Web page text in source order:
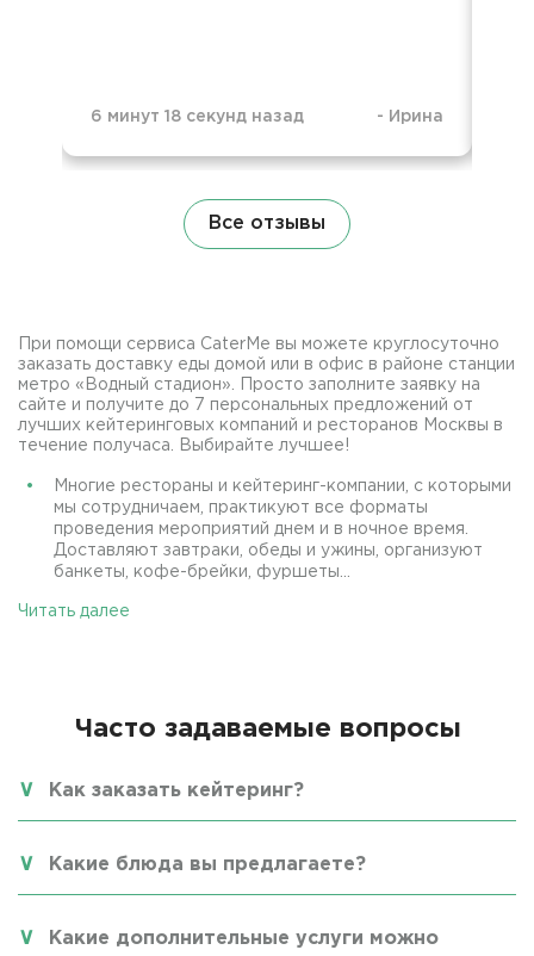
6 минут 18 секунд назад - Ирина
Все отзывы
При помощи сервиса CaterMe вы можете круглосуточно
заказать доставку еды домой или в офис в районе станции
метро «Водный стадион». Просто заполните заявку на
сайте и получите до 7 персональных предложений от
лучших кейтеринговых компаний и ресторанов Москвы в
течение получаса. Выбирайте лучшее!
Многие рестораны и кейтеринг-компании, с которыми
мы сотрудничаем, практикуют все форматы
проведения мероприятий днем и в ночное время.
Доставляют завтраки, обеды и ужины, организуют
банкеты, кофе-брейки, фуршеты...
Читать далее
Часто задаваемые вопросы
Как заказать кейтеринг?
Какие блюда вы предлагаете?
Какие дополнительные услуги можно